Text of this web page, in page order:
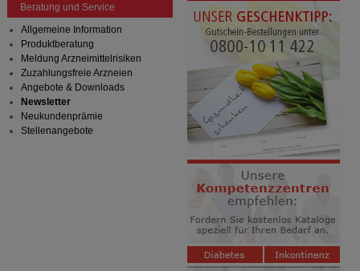
Beratung und Service
Allgemeine Information
Produktberatung
Meldung Arzneimittelrisiken
Zuzahlungsfreie Arzneien
Angebote & Downloads
Newsletter
Neukundenprämie
Stellenangebote